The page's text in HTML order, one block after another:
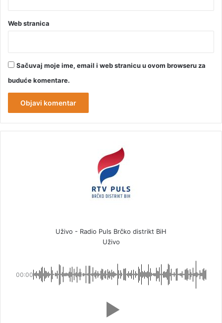
Web stranica
Sačuvaj moje ime, email i web stranicu u ovom browseru za
buduće komentare.
Uživo - Radio Puls Brčko distrikt BiH
Uživo
00:00